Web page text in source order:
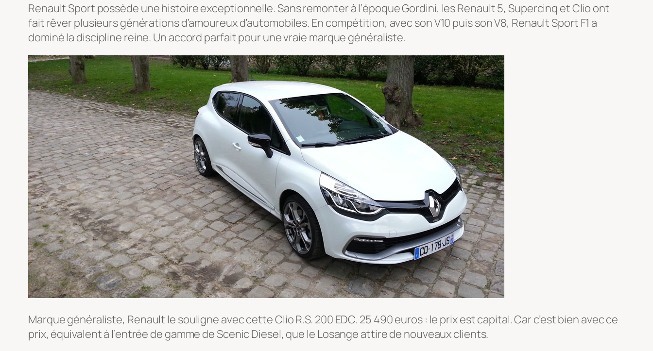
Renault Sport possède une histoire exceptionnelle. Sans remonter à l’époque Gordini, les Renault 5, Supercinq et Clio ont
fait rêver plusieurs générations d’amoureux d’automobiles. En compétition, avec son V10 puis son V8, Renault Sport F1 a
dominé la discipline reine. Un accord parfait pour une vraie marque généraliste.
Marque généraliste, Renault le souligne avec cette Clio R.S. 200 EDC. 25 490 euros : le prix est capital. Car c’est bien avec ce
prix, équivalent à l’entrée de gamme de Scenic Diesel, que le Losange attire de nouveaux clients.